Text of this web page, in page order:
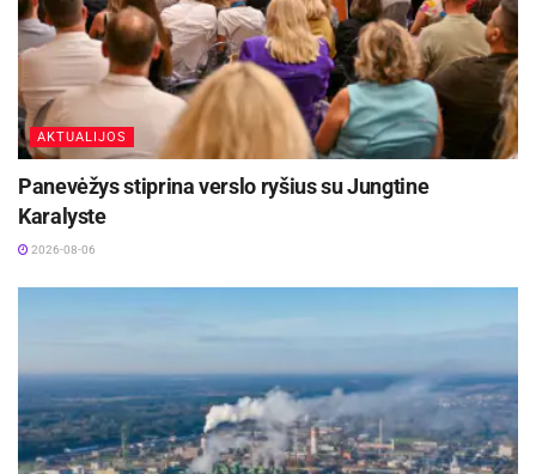
AKTUALIJOS
Panevėžys stiprina verslo ryšius su Jungtine
Karalyste
2026-08-06